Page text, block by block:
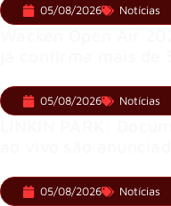
05/08/2026 Notícias
05/08/2026 Notícias
05/08/2026 Notícias